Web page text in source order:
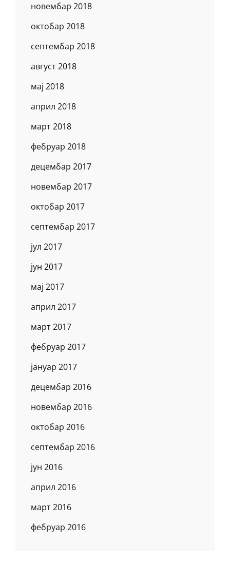
новембар 2018
октобар 2018
септембар 2018
август 2018
мај 2018
април 2018
март 2018
фебруар 2018
децембар 2017
новембар 2017
октобар 2017
септембар 2017
јул 2017
јун 2017
мај 2017
април 2017
март 2017
фебруар 2017
јануар 2017
децембар 2016
новембар 2016
октобар 2016
септембар 2016
јун 2016
април 2016
март 2016
фебруар 2016